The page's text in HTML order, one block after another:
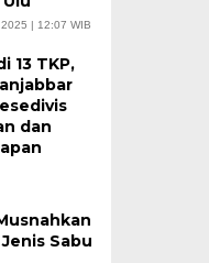
| 12:07 WIB
13 TKP,
dan
Sabu